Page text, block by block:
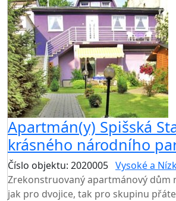
Apartmán(y) Spišská
krásného národního
Číslo objektu: 2020005 Vysoké a
Zrekonstruovaný apartmánový dům
jak pro dvojice, tak pro skupinu